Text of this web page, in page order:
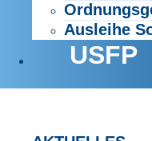
Ausleihe
USFP